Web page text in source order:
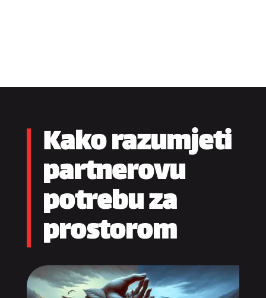
Kako razumjeti
partnerovu
potrebu za
prostorom